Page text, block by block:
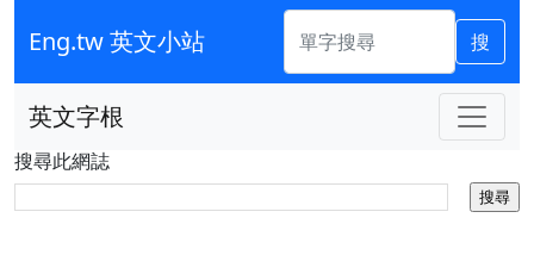
Eng.tw 英文小站 搜
英文字根
搜尋此網誌